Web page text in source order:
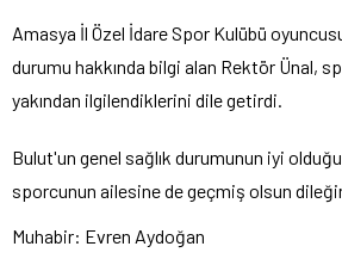
Amasya İl Özel İdare Spor Kulübü
durumu hakkında bilgi alan Rektör Ünal,
yakından ilgilendiklerini dile getirdi.
Bulut'un genel sağlık durumunun iyi
sporcunun ailesine de geçmiş olsun
Muhabir: Evren Aydoğan